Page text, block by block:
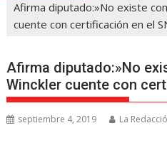
Afirma diputado:»No existe
cuente con certificación en el
Afirma diputado:»No
Winckler cuente con
septiembre 4, 2019 La